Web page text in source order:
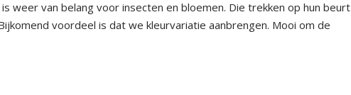
weer van belang voor insecten en bloemen. Die trekken op hun beurt
voordeel is dat we kleurvariatie aanbrengen. Mooi om de